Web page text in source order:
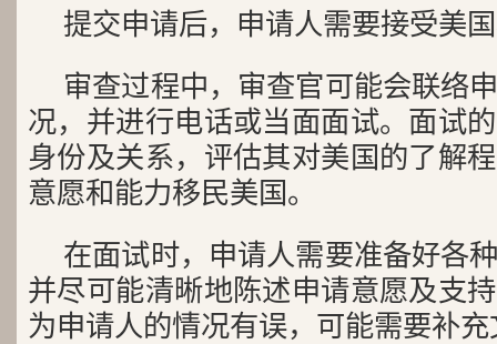
提交申请后，申请人需要接受美
审查过程中，审查官可能会联络
况，并进行电话或当面面试。面试
身份及关系，评估其对美国的了解
意愿和能力移民美国。
在面试时，申请人需要准备好各
并尽可能清晰地陈述申请意愿及支
为申请人的情况有误，可能需要补